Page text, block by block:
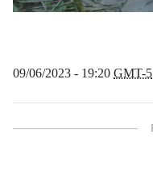
09/06/2023 - 19:20 GMT-5